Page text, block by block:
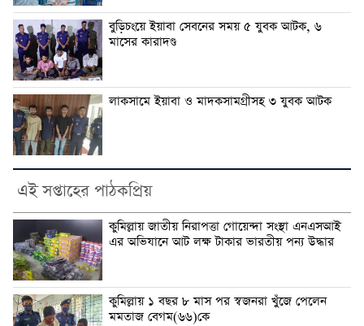
বুড়িচংয়ে ইয়াবা সেবনের সময় ৫ যুবক আটক, ৬
মাসের কারাদণ্ড
লাকসামে ইয়াবা ও মাদকসামগ্রীসহ ৩ যুবক আটক
এই সপ্তাহের পাঠকপ্রিয়
কুমিল্লায় জাতীয় নিরাপত্তা গোয়েন্দা সংস্থা এনএসআই
এর অভিযানে আট লক্ষ টাকার ভারতীয় পন্য উদ্ধার
কুমিল্লায় ১ বছর ৮ মাস পর স্বজনরা খুঁজে পেলেন
মমতাজ বেগম(৬৬)কে